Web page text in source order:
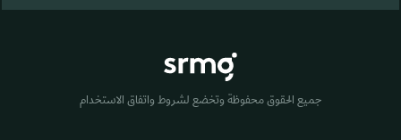
جميع الحقوق محفوظة وتخضع لشروط واتفاق الاستخدام